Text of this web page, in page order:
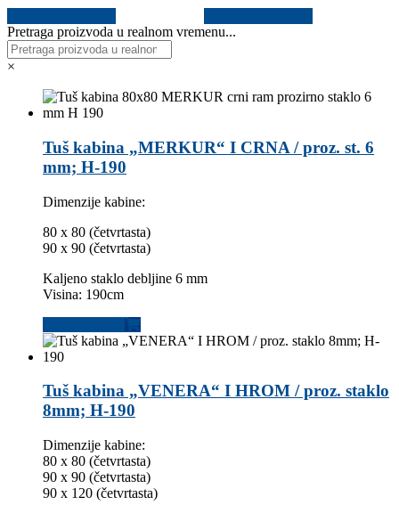
od
199,00 RSD
do
Pretraga proizvoda u realnom vremenu...
×
Tuš kabina „MERKUR“ I CRNA / proz. st. 6
mm; H-190
Dimenzije kabine:
80 x 80 (četvrtasta)
90 x 90 (četvrtasta)
Kaljeno staklo debljine 6 mm
Visina: 190cm
Tuš kabina „VENERA“ I HROM / proz. staklo
8mm; H-190
Dimenzije kabine:
80 x 80 (četvrtasta)
90 x 90 (četvrtasta)
90 x 120 (četvrtasta)